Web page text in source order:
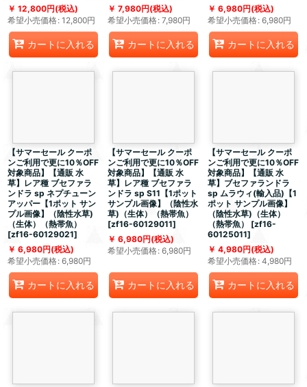
12,800円(税込)
希望小売価格: 12,800円
カートに入れる
7,980円(税込)
希望小売価格: 7,980円
カートに入れる
6,980円(税込)
希望小売価格: 6,980円
カートに入れる
【サマーセール クーポ
ンご利用で更に10％OFF
対象商品】【通販 水
草】レア種 ブセファラ
ンドラ sp ネプチューン
アッパー【1ポット サン
プル画像】（陰性水草)
（生体）（熱帯魚）
[zf16-60129021]
6,980円(税込)
希望小売価格: 6,980円
カートに入れる
【サマーセール クーポ
ンご利用で更に10％OFF
対象商品】【通販 水
草】レア種 ブセファラ
ンドラ sp S11【1ポット
サンプル画像】（陰性水
草)（生体）（熱帯魚）
[zf16-60129011]
6,980円(税込)
希望小売価格: 6,980円
カートに入れる
【サマーセール クーポ
ンご利用で更に10％OFF
対象商品】【通販 水
草】ブセファランドラ
sp ムラウィ(輸入品)【1
ポット サンプル画像】
（陰性水草)（生体）
（熱帯魚）
[zf16-
60125011]
4,980円(税込)
希望小売価格: 4,980円
カートに入れる